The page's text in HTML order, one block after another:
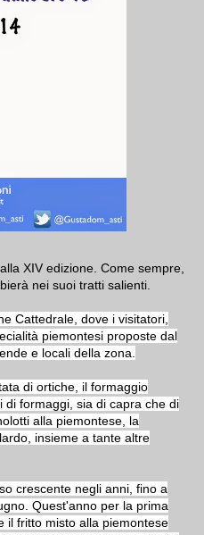
XIV edizione. Come sempre,
nei suoi tratti salienti.
Cattedrale, dove i visitatori,
piemontesi proposte dal
e locali della zona.
di ortiche, il formaggio
di formaggi, sia di capra che di
alla piemontese, la
insieme a tante altre
crescente negli anni, fino a
Quest'anno per la prima
il fritto misto alla piemontese